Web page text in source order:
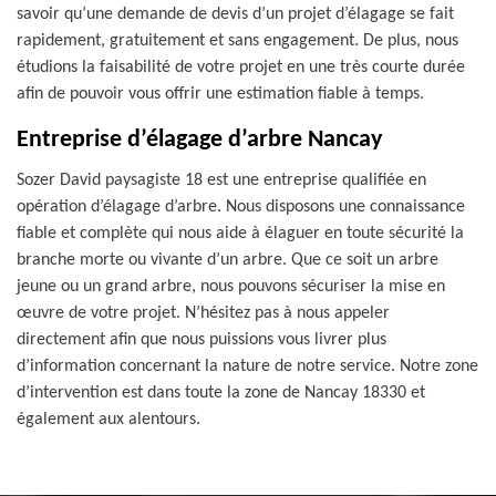
savoir qu’une demande de devis d’un projet d’élagage se fait
rapidement, gratuitement et sans engagement. De plus, nous
étudions la faisabilité de votre projet en une très courte durée
afin de pouvoir vous offrir une estimation fiable à temps.
Entreprise d’élagage d’arbre Nancay
Sozer David paysagiste 18 est une entreprise qualifiée en
opération d’élagage d’arbre. Nous disposons une connaissance
fiable et complète qui nous aide à élaguer en toute sécurité la
branche morte ou vivante d’un arbre. Que ce soit un arbre
jeune ou un grand arbre, nous pouvons sécuriser la mise en
œuvre de votre projet. N’hésitez pas à nous appeler
directement afin que nous puissions vous livrer plus
d’information concernant la nature de notre service. Notre zone
d’intervention est dans toute la zone de Nancay 18330 et
également aux alentours.